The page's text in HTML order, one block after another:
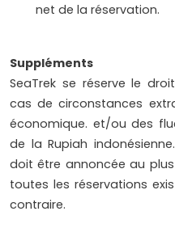
net de la réservation.
Suppléments
SeaTrek se réserve le
cas de circonstances
économique. et/ou des
de la Rupiah
doit être annoncée au
toutes les réservations
contraire.